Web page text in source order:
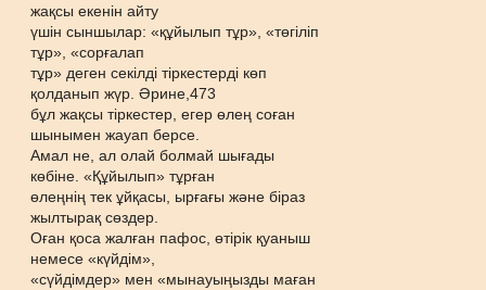
жақсы екенін айту
үшін сыншылар: «құйылып тұр», «төгіліп
тұр», «сорғалап
тұр» деген секілді тіркестерді көп
қолданып жүр. Əрине,473
бұл жақсы тіркестер, егер өлең соған
шынымен жауап берсе.
Амал не, ал олай болмай шығады
көбіне. «Құйылып» тұрған
өлеңнің тек ұйқасы, ырғағы жəне біраз
жылтырақ сөздер.
Оған қоса жалған пафос, өтірік қуаныш
немесе «күйдім»,
«сүйдімдер» мен «мынауыңызды маған